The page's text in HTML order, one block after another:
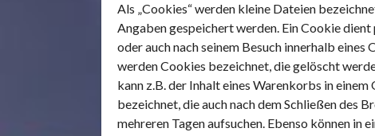
Als „Cookies“ werden kleine Dateien
Angaben gespeichert werden. Ein Cookie
oder auch nach seinem Besuch innerhalb
werden Cookies bezeichnet, die gelöscht
kann z.B. der Inhalt eines Warenkorbs in
bezeichnet, die auch nach dem Schließen des
mehreren Tagen aufsuchen. Ebenso können